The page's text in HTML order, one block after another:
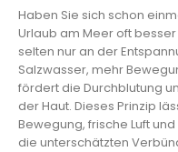
Haben Sie sich schon
Urlaub am Meer oft
selten nur an der
Salzwasser, mehr
fördert die Durchblutung
der Haut. Dieses Prinzip
Bewegung, frische Luft
die unterschätzten